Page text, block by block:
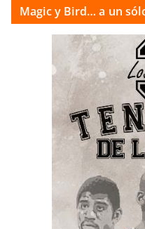
Magic y Bird… a un